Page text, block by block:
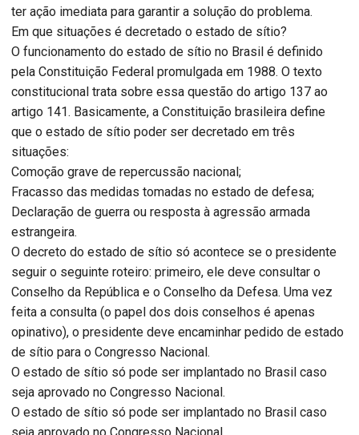
ter ação imediata para garantir a solução do problema.
Em que situações é decretado o estado de sítio?
O funcionamento do estado de sítio no Brasil é definido
pela Constituição Federal promulgada em 1988. O texto
constitucional trata sobre essa questão do artigo 137 ao
artigo 141. Basicamente, a Constituição brasileira define
que o estado de sítio poder ser decretado em três
situações:
Comoção grave de repercussão nacional;
Fracasso das medidas tomadas no estado de defesa;
Declaração de guerra ou resposta à agressão armada
estrangeira.
O decreto do estado de sítio só acontece se o presidente
seguir o seguinte roteiro: primeiro, ele deve consultar o
Conselho da República e o Conselho da Defesa. Uma vez
feita a consulta (o papel dos dois conselhos é apenas
opinativo), o presidente deve encaminhar pedido de estado
de sítio para o Congresso Nacional.
O estado de sítio só pode ser implantado no Brasil caso
seja aprovado no Congresso Nacional.
O estado de sítio só pode ser implantado no Brasil caso